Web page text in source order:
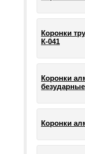
Коронки
К-041
Коронки
безударные
Коронки